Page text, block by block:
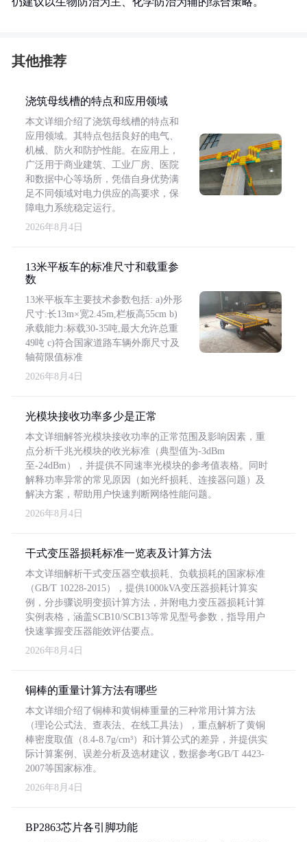
其他推荐
浇筑母线槽的特点和应用领域
本文详细介绍了浇筑母线槽的特点和
应用领域。其特点包括良好的电气、
机械、防火和防护性能。在应用上，
广泛用于商业建筑、工业厂房、医院
和数据中心等场所，凭借自身优势满
足不同领域对电力供应的高要求，保
障电力系统稳定运行。
2026年8月4日
13米平板车的标准尺寸和载重参
数
13米平板车主要技术参数包括: a)外形
尺寸:长13m×宽2.45m,栏板高55cm b)
承载能力:标载30-35吨,最大允许总重
49吨 c)符合国家道路车辆外廓尺寸及
轴荷限值标准
2026年8月4日
光模块接收功率多少是正常
本文详细解答光模块接收功率的正常范围及影响因素，重
点分析千兆光模块的收光标准（典型值为-3dBm
至-24dBm），并提供不同速率光模块的参考值表格。同时
解释功率异常的常见原因（如光纤损耗、连接器问题）及
解决方案，帮助用户快速判断网络性能问题。
2026年8月4日
干式变压器损耗标准一览表及计算方法
本文详细解析干式变压器空载损耗、负载损耗的国家标准
（GB/T 10228-2015），提供1000kVA变压器损耗计算实
例，分步骤说明变损计算方法，并附电力变压器损耗计算
实例表格，涵盖SCB10/SCB13等常见型号参数，指导用户
快速掌握变压器能效评估要点。
2026年8月4日
铜棒的重量计算方法有哪些
本文详细介绍了铜棒和黄铜棒重量的三种常用计算方法
（理论公式法、查表法、在线工具法），重点解析了黄铜
棒密度取值（8.4-8.7g/cm³）和计算公式的差异，并提供实
际计算案例、误差分析及选材建议，数据参考GB/T 4423-
2007等国家标准。
2026年8月4日
BP2863芯片各引脚功能